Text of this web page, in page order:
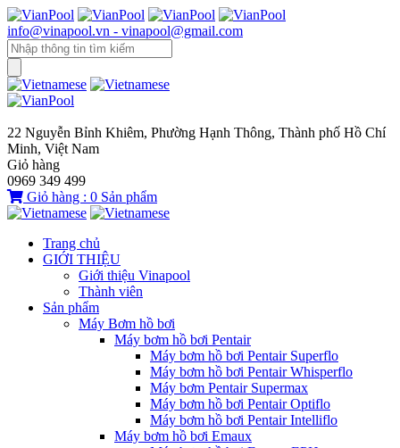
info@vinapool.vn - vinapool@gmail.com
22 Nguyễn Bỉnh Khiêm, Phường Hạnh Thông, Thành phố Hồ Chí
Minh, Việt Nam
Giỏ hàng
0969 349 499
Giỏ hàng : 0 Sản phẩm
Trang chủ
GIỚI THIỆU
Giới thiệu Vinapool
Thành viên
Sản phẩm
Máy Bơm hồ bơi
Máy bơm hồ bơi Pentair
Máy bơm hồ bơi Pentair Superflo
Máy bơm hồ bơi Pentair Whisperflo
Máy bơm Pentair Supermax
Máy bơm hồ bơi Pentair Optiflo
Máy bơm hồ bơi Pentair Intelliflo
Máy bơm hồ bơi Emaux